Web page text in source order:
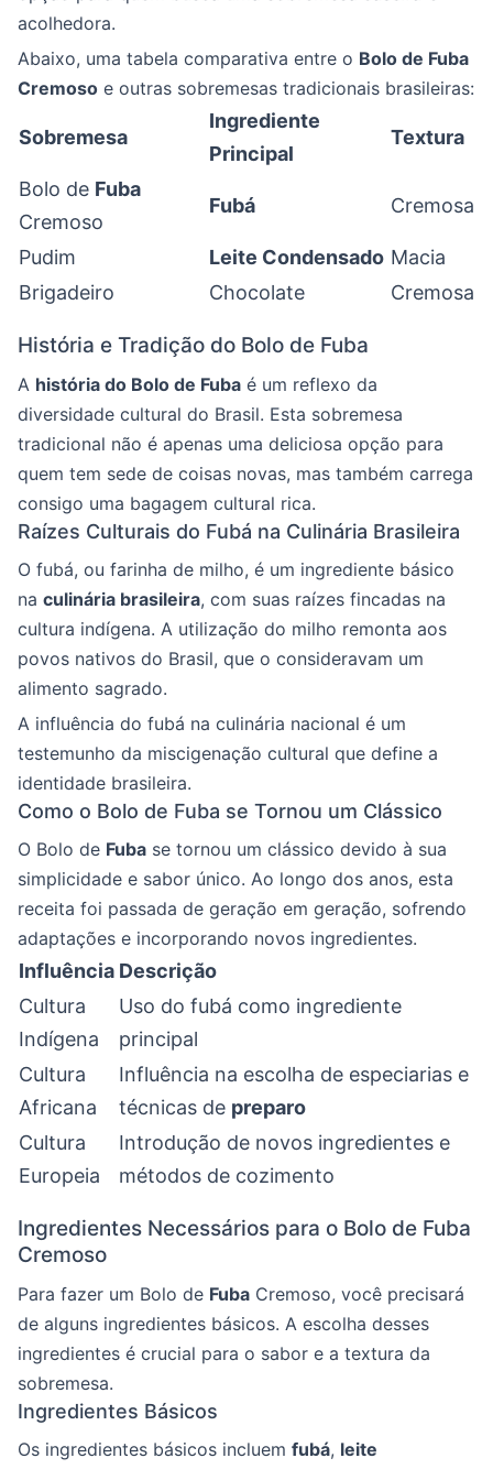
acolhedora.
Abaixo, uma tabela comparativa entre o Bolo de Fuba
Cremoso e outras sobremesas tradicionais brasileiras:
Sobremesa
Ingrediente
Principal
Textura
Bolo de Fuba
Cremoso
Fubá Cremosa
Pudim Leite Condensado Macia
Brigadeiro
Chocolate Cremosa
História e Tradição do Bolo de Fuba
A história do Bolo de Fuba é um reflexo da
diversidade cultural do Brasil. Esta sobremesa
tradicional não é apenas uma deliciosa opção para
quem tem sede de coisas novas, mas também carrega
consigo uma bagagem cultural rica.
Raízes Culturais do Fubá na Culinária Brasileira
O fubá, ou farinha de milho, é um ingrediente básico
na culinária brasileira, com suas raízes fincadas na
cultura indígena. A utilização do milho remonta aos
povos nativos do Brasil, que o consideravam um
alimento sagrado.
A influência do fubá na culinária nacional é um
testemunho da miscigenação cultural que define a
identidade brasileira.
Como o Bolo de Fuba se Tornou um Clássico
O Bolo de Fuba se tornou um clássico devido à sua
simplicidade e sabor único. Ao longo dos anos, esta
receita foi passada de geração em geração, sofrendo
adaptações e incorporando novos ingredientes.
Influência Descrição
Cultura
Indígena
Uso do fubá como ingrediente
principal
Cultura
Africana
Influência na escolha de especiarias e
técnicas de preparo
Cultura
Europeia
Introdução de novos ingredientes e
métodos de cozimento
Ingredientes Necessários para o Bolo de Fuba
Cremoso
Para fazer um Bolo de Fuba Cremoso, você precisará
de alguns ingredientes básicos. A escolha desses
ingredientes é crucial para o sabor e a textura da
sobremesa.
Ingredientes Básicos
Os ingredientes básicos incluem fubá, leite